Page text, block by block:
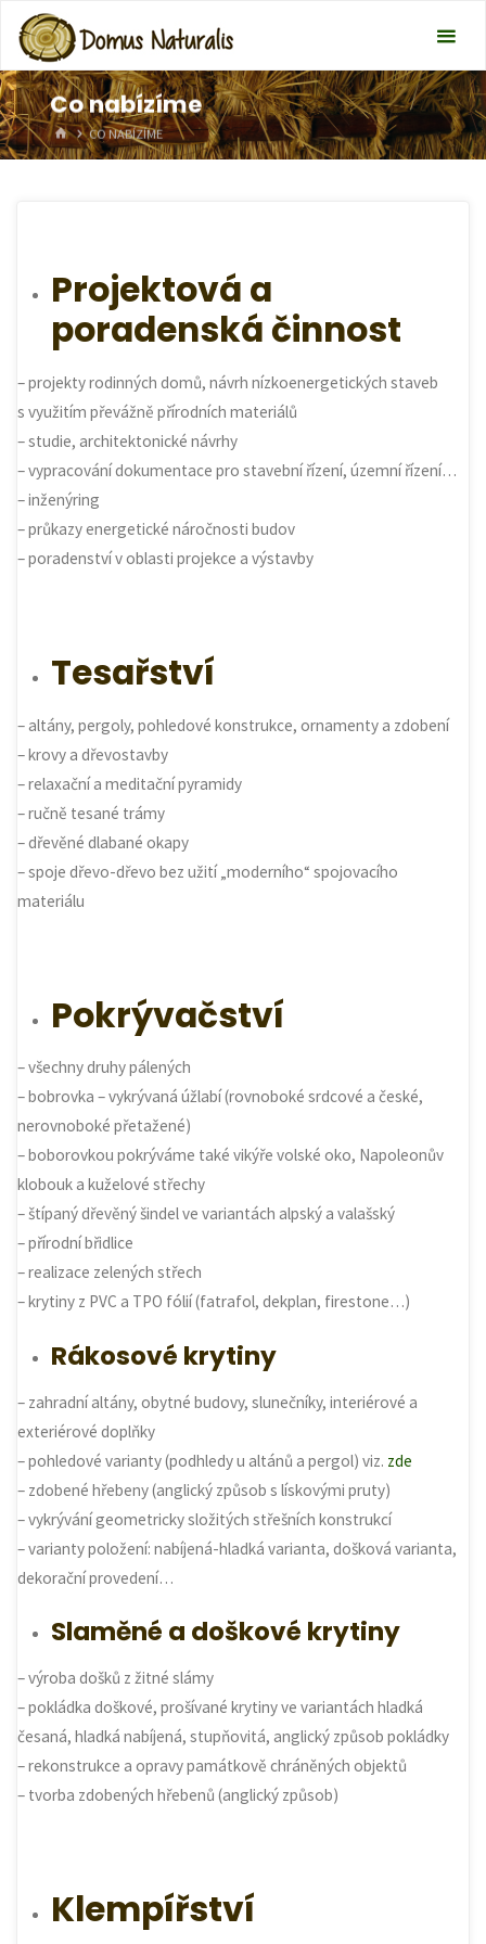
Co nabízíme
HOMECO NABÍZÍME
Projektová a
poradenská činnost
– projekty rodinných domů, návrh nízkoenergetických staveb
s využitím převážně přírodních materiálů
– studie, architektonické návrhy
– vypracování dokumentace pro stavební řízení, územní řízení…
– inženýring
– průkazy energetické náročnosti budov
– poradenství v oblasti projekce a výstavby
Tesařství
– altány, pergoly, pohledové konstrukce, ornamenty a zdobení
– krovy a dřevostavby
– relaxační a meditační pyramidy
– ručně tesané trámy
– dřevěné dlabané okapy
– spoje dřevo-dřevo bez užití „moderního“ spojovacího
materiálu
Pokrývačství
– všechny druhy pálených
– bobrovka – vykrývaná úžlabí (rovnoboké srdcové a české,
nerovnoboké přetažené)
– boborovkou pokrýváme také vikýře volské oko, Napoleonův
klobouk a kuželové střechy
– štípaný dřevěný šindel ve variantách alpský a valašský
– přírodní břidlice
– realizace zelených střech
– krytiny z PVC a TPO fólií (fatrafol, dekplan, firestone…)
Rákosové krytiny
– zahradní altány, obytné budovy, slunečníky, interiérové a
exteriérové doplňky
– pohledové varianty (podhledy u altánů a pergol) viz. zde
– zdobené hřebeny (anglický způsob s lískovými pruty)
– vykrývání geometricky složitých střešních konstrukcí
– varianty položení: nabíjená-hladká varianta, došková varianta,
dekorační provedení…
Slaměné a doškové krytiny
– výroba došků z žitné slámy
– pokládka doškové, prošívané krytiny ve variantách hladká
česaná, hladká nabíjená, stupňovitá, anglický způsob pokládky
– rekonstrukce a opravy památkově chráněných objektů
– tvorba zdobených hřebenů (anglický způsob)
Klempířství